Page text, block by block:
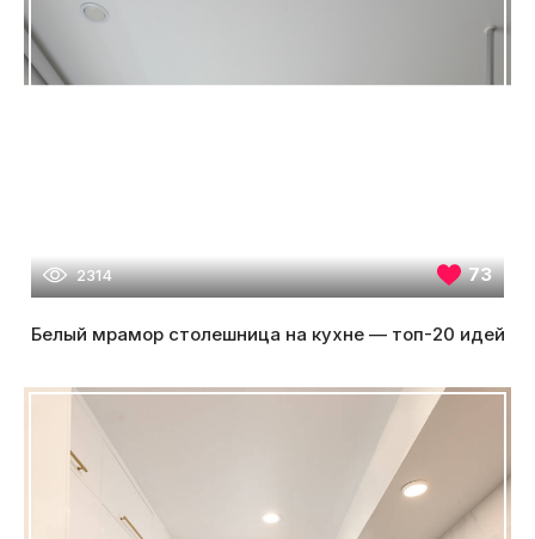
2314 73
Белый мрамор столешница на кухне — топ-20 идей